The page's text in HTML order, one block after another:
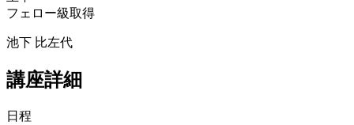
フェロー級取得
池下 比左代
講座詳細
日程